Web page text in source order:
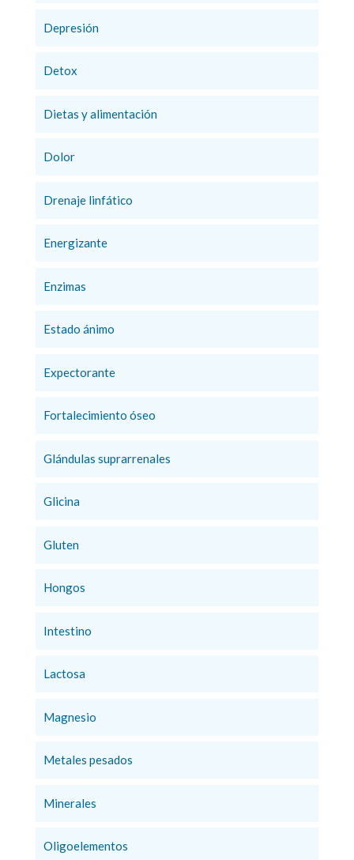
Depresión
Detox
Dietas y alimentación
Dolor
Drenaje linfático
Energizante
Enzimas
Estado ánimo
Expectorante
Fortalecimiento óseo
Glándulas suprarrenales
Glicina
Gluten
Hongos
Intestino
Lactosa
Magnesio
Metales pesados
Minerales
Oligoelementos